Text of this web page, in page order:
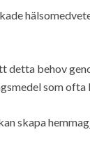
detta behov
som
skapa